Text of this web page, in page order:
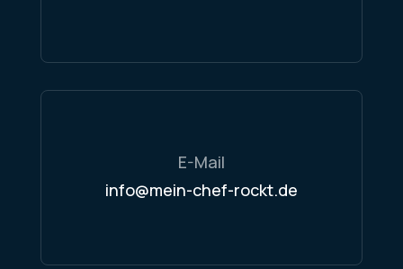
E-Mail
info@mein-chef-rockt.de